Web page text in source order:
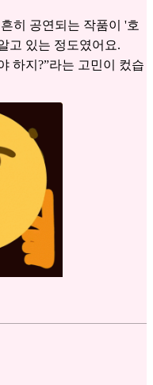
히 공연되는 작품이 '호
고 있는 정도였어요.
하지?”라는 고민이 컸습